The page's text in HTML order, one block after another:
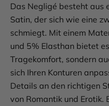
Das Negligé besteht aus
Satin, der sich wie eine
schmiegt. Mit einem
und 5% Elasthan bietet
Tragekomfort, sondern
sich Ihren Konturen
Details an den richtigen
von Romantik und Erotik.